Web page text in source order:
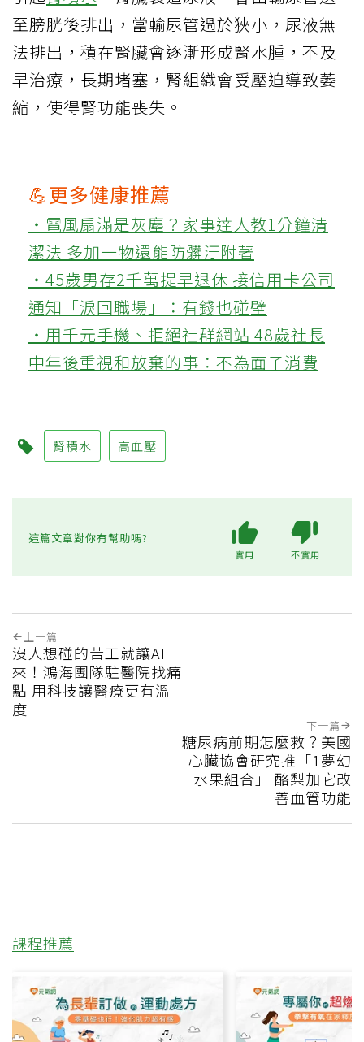
至膀胱後排出，當輸尿管過於狹小，尿液無
法排出，積在腎臟會逐漸形成腎水腫，不及
早治療，長期堵塞，腎組織會受壓迫導致萎
縮，使得腎功能喪失。
💪更多健康推薦
‧電風扇滿是灰塵？家事達人教1分鐘清
潔法 多加一物還能防髒汙附著
‧45歲男存2千萬提早退休 接信用卡公司
通知「淚回職場」：有錢也碰壁
‧用千元手機、拒絕社群網站 48歲社長
中年後重視和放棄的事：不為面子消費
腎積水 高血壓
這篇文章對你有幫助嗎?
實用 不實用
上一篇
沒人想碰的苦工就讓AI
來！鴻海團隊駐醫院找痛
點 用科技讓醫療更有溫
度
下一篇
糖尿病前期怎麼救？美國
心臟協會研究推「1夢幻
水果組合」 酪梨加它改
善血管功能
課程推薦